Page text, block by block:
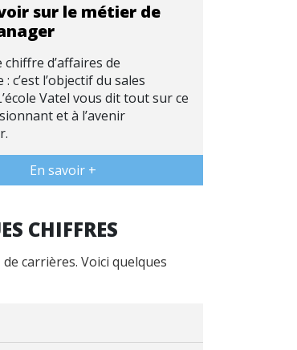
sur le métier de
d’affaires de
: c’est l’objectif du sales
Vatel vous dit tout sur ce
et à l’avenir
En savoir +
CHIFFRES
carrières. Voici quelques